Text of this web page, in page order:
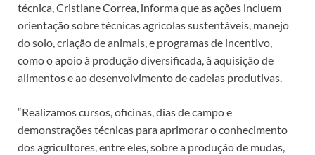
técnica, Cristiane Correa, informa que as ações incluem
orientação sobre técnicas agrícolas sustentáveis, manejo
do solo, criação de animais, e programas de incentivo,
como o apoio à produção diversificada, à aquisição de
alimentos e ao desenvolvimento de cadeias produtivas.
“Realizamos cursos, oficinas, dias de campo e
demonstrações técnicas para aprimorar o conhecimento
dos agricultores, entre eles, sobre a produção de mudas,